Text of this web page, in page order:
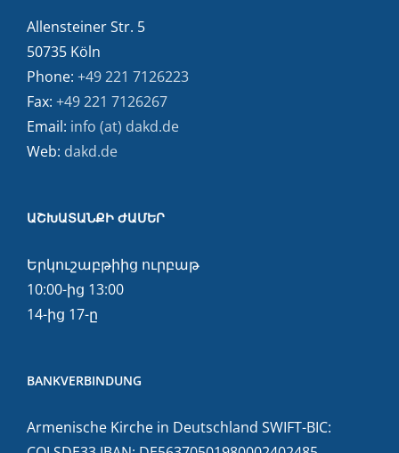
Allensteiner Str. 5
50735 Köln
Phone: +49 221 7126223
Fax: +49 221 7126267
Email: info (at) dakd.de
Web: dakd.de
ԱՇԽԱՏԱՆՔԻ ԺԱՄԵՐ
Երկուշաբթիից ուրբաթ
10:00-ից 13:00
14-ից 17-ը
BANKVERBINDUNG
Armenische Kirche in Deutschland SWIFT-BIC: